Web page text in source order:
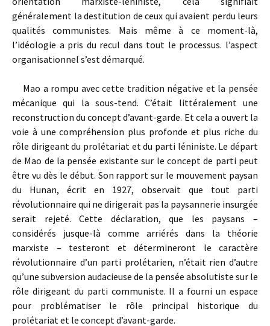
généralement la destitution de ceux qui avaient perdu leurs
qualités communistes. Mais même à ce moment-là,
l’idéologie a pris du recul dans tout le processus. l’aspect
organisationnel s’est démarqué.
Mao a rompu avec cette tradition négative et la pensée
mécanique qui la sous-tend. C’était littéralement une
reconstruction du concept d’avant-garde. Et cela a ouvert la
voie à une compréhension plus profonde et plus riche du
rôle dirigeant du prolétariat et du parti léniniste. Le départ
de Mao de la pensée existante sur le concept de parti peut
être vu dès le début. Son rapport sur le mouvement paysan
du Hunan, écrit en 1927, observait que tout parti
révolutionnaire qui ne dirigerait pas la paysannerie insurgée
serait rejeté. Cette déclaration, que les paysans –
considérés jusque-là comme arriérés dans la théorie
marxiste – testeront et détermineront le caractère
révolutionnaire d’un parti prolétarien, n’était rien d’autre
qu’une subversion audacieuse de la pensée absolutiste sur le
rôle dirigeant du parti communiste. Il a fourni un espace
pour problématiser le rôle principal historique du
prolétariat et le concept d’avant-garde.